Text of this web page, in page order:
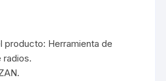
producto: Herramienta de
radios.